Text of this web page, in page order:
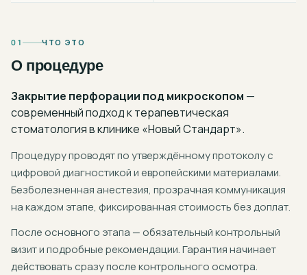
01 ЧТО ЭТО
О процедуре
Закрытие перфорации под микроскопом —
современный подход ктерапевтическая
стоматологияв клинике «Новый Стандарт».
Процедуру проводят по утверждённому протоколу с
цифровой диагностикой и европейскими материалами.
Безболезненная анестезия, прозрачная коммуникация
на каждом этапе, фиксированная стоимость без доплат.
После основного этапа — обязательный контрольный
визит и подробные рекомендации. Гарантия начинает
действовать сразу после контрольного осмотра.